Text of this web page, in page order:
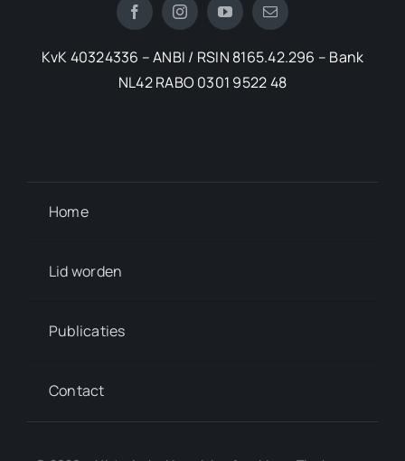
KvK 40324336 – ANBI / RSIN 8165.42.296 – Bank
NL42 RABO 0301 9522 48
Home
Lid worden
Publicaties
Contact